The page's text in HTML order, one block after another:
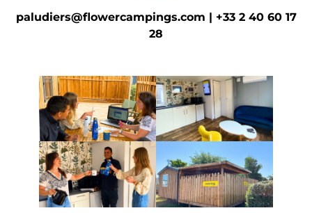
paludiers@flowercampings.com | +33 2 40 60 17
28